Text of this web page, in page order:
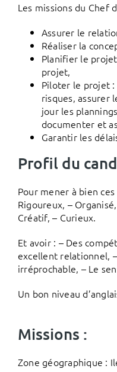
Les missions du Chef
Assurer le
Réaliser la
Planifier le
projet,
Piloter le projet
risques, assurer
jour les
documenter et
Garantir les
Profil du
Pour mener à bien
Rigoureux, –
Créatif, – Curieux.
Et avoir : – Des
excellent relationnel,
irréprochable, – Le
Un bon niveau
Missions :
Zone géographique :